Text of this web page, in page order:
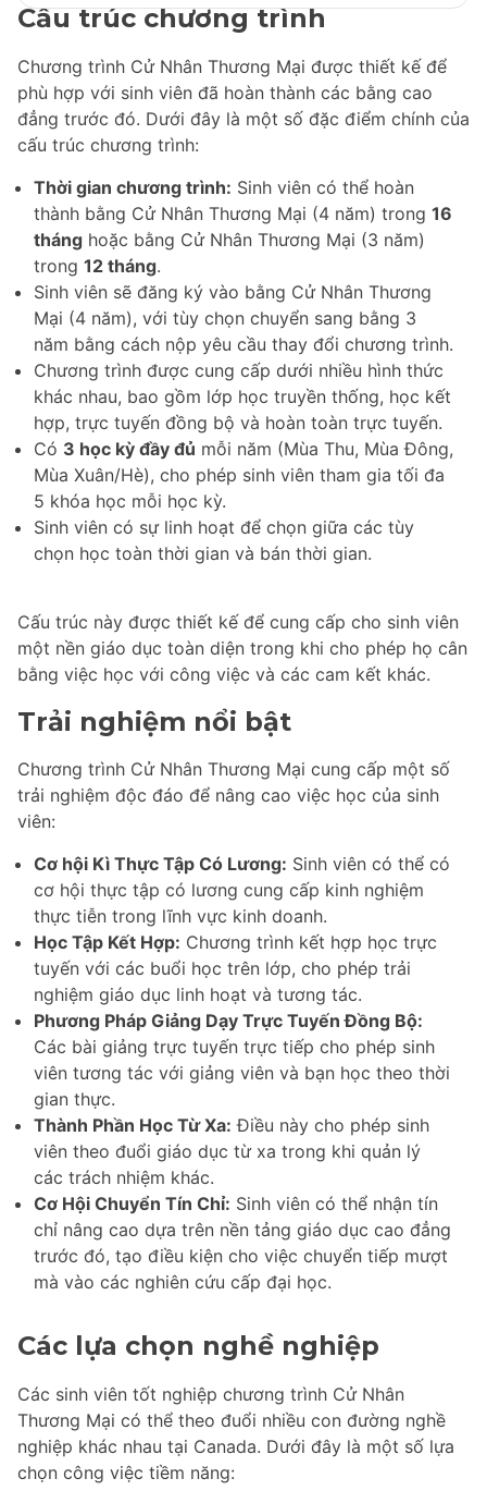
Cấu trúc chương trình
Chương trình Cử Nhân Thương Mại được thiết kế để
phù hợp với sinh viên đã hoàn thành các bằng cao
đẳng trước đó. Dưới đây là một số đặc điểm chính của
cấu trúc chương trình:
Thời gian chương trình: Sinh viên có thể hoàn
thành bằng Cử Nhân Thương Mại (4 năm) trong 16
tháng hoặc bằng Cử Nhân Thương Mại (3 năm)
trong 12 tháng.
Sinh viên sẽ đăng ký vào bằng Cử Nhân Thương
Mại (4 năm), với tùy chọn chuyển sang bằng 3
năm bằng cách nộp yêu cầu thay đổi chương trình.
Chương trình được cung cấp dưới nhiều hình thức
khác nhau, bao gồm lớp học truyền thống, học kết
hợp, trực tuyến đồng bộ và hoàn toàn trực tuyến.
Có 3 học kỳ đầy đủ mỗi năm (Mùa Thu, Mùa Đông,
Mùa Xuân/Hè), cho phép sinh viên tham gia tối đa
5 khóa học mỗi học kỳ.
Sinh viên có sự linh hoạt để chọn giữa các tùy
chọn học toàn thời gian và bán thời gian.
Cấu trúc này được thiết kế để cung cấp cho sinh viên
một nền giáo dục toàn diện trong khi cho phép họ cân
bằng việc học với công việc và các cam kết khác.
Trải nghiệm nổi bật
Chương trình Cử Nhân Thương Mại cung cấp một số
trải nghiệm độc đáo để nâng cao việc học của sinh
viên:
Cơ hội Kì Thực Tập Có Lương: Sinh viên có thể có
cơ hội thực tập có lương cung cấp kinh nghiệm
thực tiễn trong lĩnh vực kinh doanh.
Học Tập Kết Hợp: Chương trình kết hợp học trực
tuyến với các buổi học trên lớp, cho phép trải
nghiệm giáo dục linh hoạt và tương tác.
Phương Pháp Giảng Dạy Trực Tuyến Đồng Bộ:
Các bài giảng trực tuyến trực tiếp cho phép sinh
viên tương tác với giảng viên và bạn học theo thời
gian thực.
Thành Phần Học Từ Xa: Điều này cho phép sinh
viên theo đuổi giáo dục từ xa trong khi quản lý
các trách nhiệm khác.
Cơ Hội Chuyển Tín Chỉ: Sinh viên có thể nhận tín
chỉ nâng cao dựa trên nền tảng giáo dục cao đẳng
trước đó, tạo điều kiện cho việc chuyển tiếp mượt
mà vào các nghiên cứu cấp đại học.
Các lựa chọn nghề nghiệp
Các sinh viên tốt nghiệp chương trình Cử Nhân
Thương Mại có thể theo đuổi nhiều con đường nghề
nghiệp khác nhau tại Canada. Dưới đây là một số lựa
chọn công việc tiềm năng: